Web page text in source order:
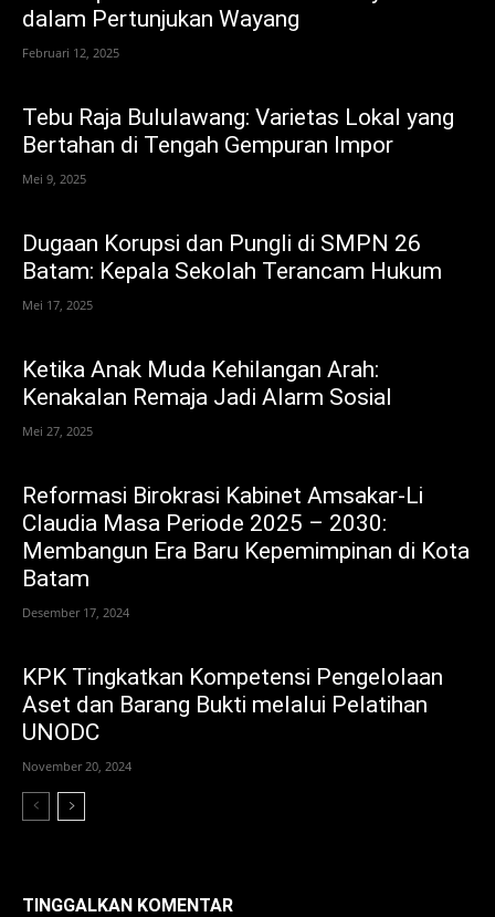
dalam Pertunjukan Wayang
Februari 12, 2025
Tebu Raja Bululawang: Varietas Lokal yang
Bertahan di Tengah Gempuran Impor
Mei 9, 2025
Dugaan Korupsi dan Pungli di SMPN 26
Batam: Kepala Sekolah Terancam Hukum
Mei 17, 2025
Ketika Anak Muda Kehilangan Arah:
Kenakalan Remaja Jadi Alarm Sosial
Mei 27, 2025
Reformasi Birokrasi Kabinet Amsakar-Li
Claudia Masa Periode 2025 – 2030:
Membangun Era Baru Kepemimpinan di Kota
Batam
Desember 17, 2024
KPK Tingkatkan Kompetensi Pengelolaan
Aset dan Barang Bukti melalui Pelatihan
UNODC
November 20, 2024
TINGGALKAN KOMENTAR